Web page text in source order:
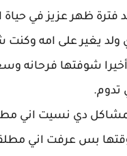
فترة ظهر عزيز في
ولد يغير على امه
شوفتها فرحانه
تدوم.
دي نسيت اني
بس عرفت اني